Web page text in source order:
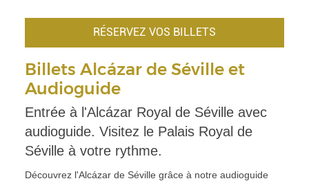
RÉSERVEZ VOS BILLETS
Billets Alcázar de Séville et
Audioguide
Entrée à l'Alcázar Royal de Séville avec
audioguide. Visitez le Palais Royal de
Séville à votre rythme.
Découvrez l'Alcázar de Séville grâce à notre audioguide